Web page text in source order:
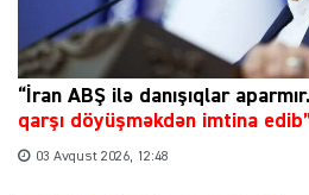
“İran ABŞ ilə danışıqlar
qarşı döyüşməkdən imtina
03 Avqust 2026, 12:48